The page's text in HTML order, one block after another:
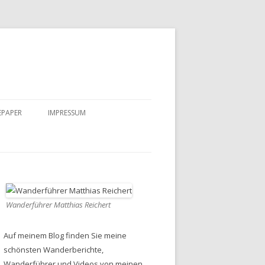
IMPRESSUM
Wanderführer Matthias Reichert
Auf meinem Blog finden Sie meine
schönsten Wanderberichte,